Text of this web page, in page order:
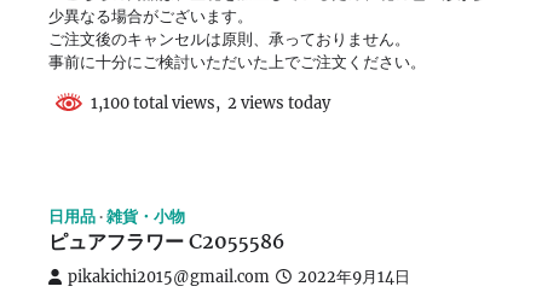
少異なる場合がございます。
ご注文後のキャンセルは原則、承っておりません。
事前に十分にご検討いただいた上でご注文ください。
1,100 total views, 2 views today
日用品 雑貨・小物
ピュアフラワー C2055586
pikakichi2015@gmail.com 2022年9月14日